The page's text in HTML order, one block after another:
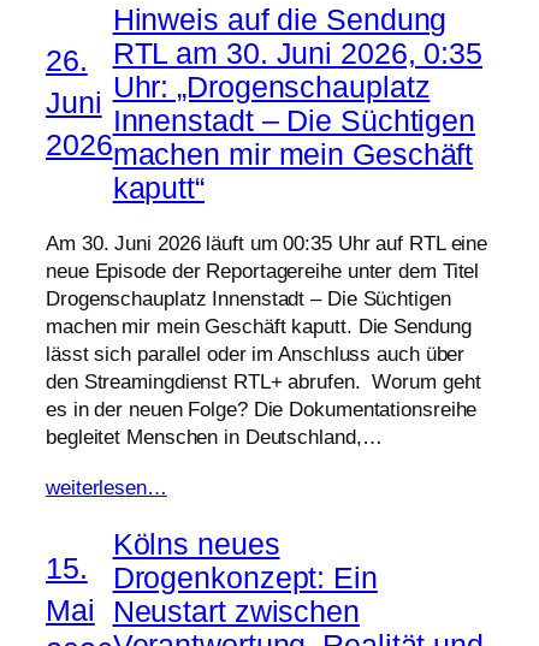
26.
Juni
2026
Hinweis auf die Sendung
RTL am 30. Juni 2026, 0:35
Uhr: „Drogenschauplatz
Innenstadt – Die Süchtigen
machen mir mein Geschäft
kaputt“
Am 30. Juni 2026 läuft um 00:35 Uhr auf RTL eine
neue Episode der Reportagereihe unter dem Titel
Drogenschauplatz Innenstadt – Die Süchtigen
machen mir mein Geschäft kaputt. Die Sendung
lässt sich parallel oder im Anschluss auch über
den Streamingdienst RTL+ abrufen. Worum geht
es in der neuen Folge? Die Dokumentationsreihe
begleitet Menschen in Deutschland,…
weiterlesen…
15.
Mai
Kölns neues
Drogenkonzept: Ein
Neustart zwischen